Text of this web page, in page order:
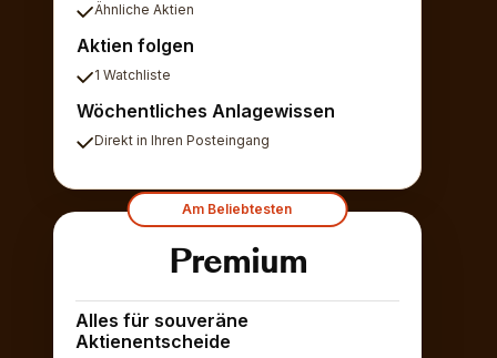
Ähnliche Aktien
Aktien folgen
1 Watchliste
Wöchentliches Anlagewissen
Direkt in Ihren Posteingang
Am Beliebtesten
Premium
Alles für souveräne
Aktienentscheide